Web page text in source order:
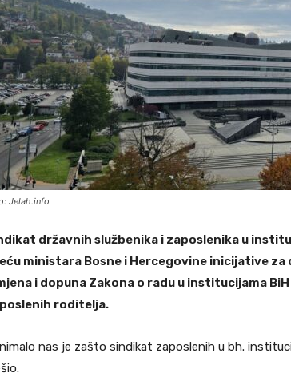
Jelah.info
državnih službenika i zaposlenika u
ministara Bosne i Hercegovine inicijative za
i dopuna Zakona o radu u institucijama
roditelja.
nas je zašto sindikat zaposlenih u bh.